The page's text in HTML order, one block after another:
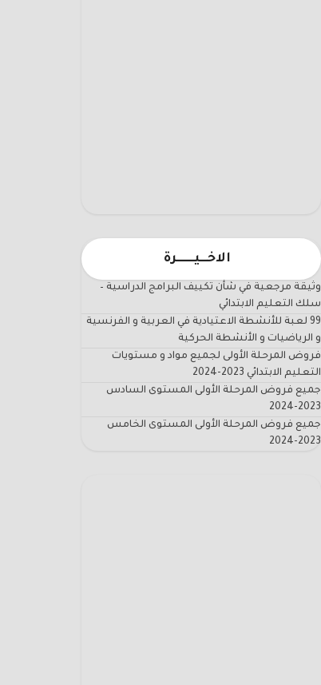
الاخـــيـــــــرة
وثيقة مرجعية في شأن تكييف البرامج الدراسية –
سلك التعليم الابتدائي
99 لعبة للأنشطة الاعتيادية في العربية و الفرنسية
و الرياضيات و الأنشطة الحركية
فروض المرحلة الأولى لجميع مواد و مستويات
التعليم الابتدائي 2023-2024
جميع فروض المرحلة الأولى المستوى السادس
2023-2024
جميع فروض المرحلة الأولى المستوى الخامس
2023-2024